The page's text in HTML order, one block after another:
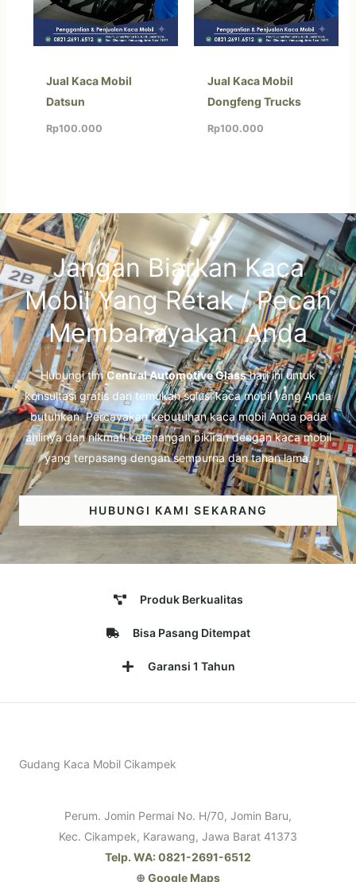
Jual Kaca Mobil
Datsun
Rp100.000
Jual Kaca Mobil
Dongfeng Trucks
Rp100.000
Jangan Biarkan Kaca
Mobil Yang Retak / Pecah
Membahayakan Anda
Hubungi timCentral Automotive Glasshari ini untuk
konsultasi gratis dan temukan solusi kaca mobil yang Anda
butuhkan. Percayakan kebutuhan kaca mobil Anda pada
ahlinya dan nikmati ketenangan pikiran dengan kaca mobil
yang terpasang dengan sempurna dan tahan lama.
HUBUNGI KAMI SEKARANG
Produk Berkualitas
Bisa Pasang Ditempat
Garansi 1 Tahun
Gudang Kaca Mobil Cikampek
Perum. Jomin Permai No. H/70, Jomin Baru,
Kec. Cikampek, Karawang, Jawa Barat 41373
Telp. WA: 0821-2691-6512
⊕ Google Maps